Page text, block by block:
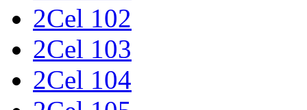
2Cel 102
2Cel 103
2Cel 104